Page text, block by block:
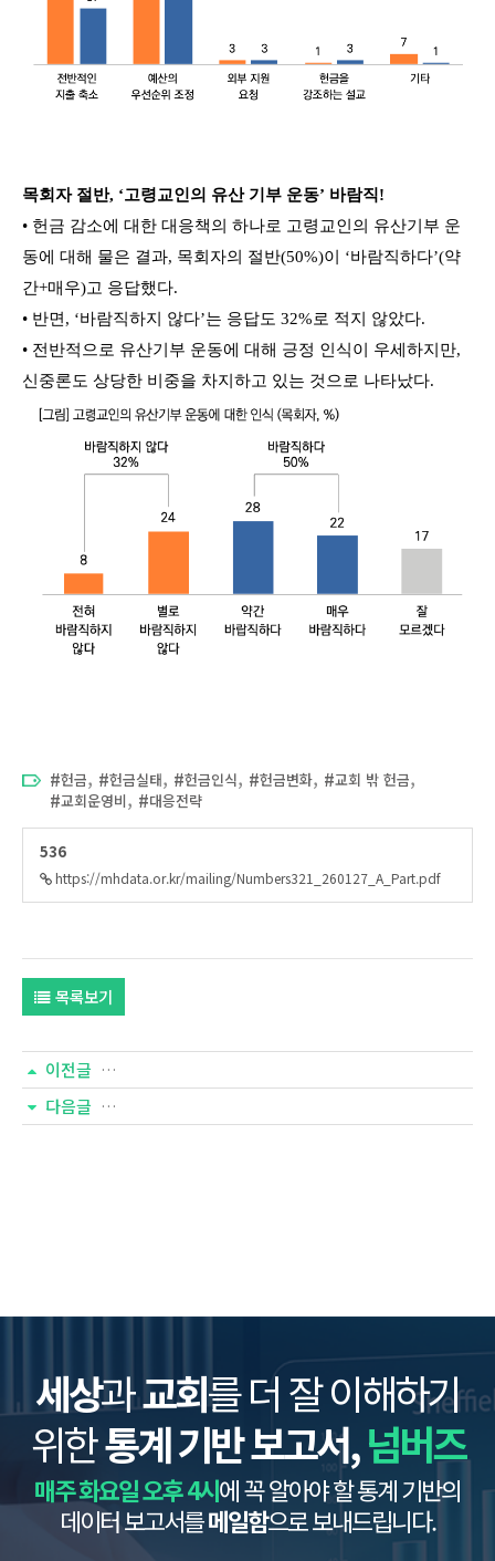
목회자 절반, ‘고령교인의 유산 기부 운동’ 바람직!
• 헌금 감소에 대한 대응책의 하나로 고령교인의 유산기부 운
동에 대해 물은 결과, 목회자의 절반(50%)이 ‘바람직하다’(약
간+매우)고 응답했다.
• 반면, ‘바람직하지 않다’는 응답도 32%로 적지 않았다.
• 전반적으로 유산기부 운동에 대해 긍정 인식이 우세하지만,
신중론도 상당한 비중을 차지하고 있는 것으로 나타났다.
헌금, 헌금실태, 헌금인식, 헌금변화, 교회 밖 헌금,
교회운영비, 대응전략
536
https://mhdata.or.kr/mailing/Numbers321_260127_A_Part.pdf
목록보기
이전글 기독교 통계(323호) - 이주민 선교 실태
다음글 기독교 통계(320호) - 한국교회 돌봄 실태와 과제
세상과교회를 더 잘 이해하기
위한통계 기반 보고서,넘버즈
매주 화요일 오후 4시에 꼭 알아야 할 통계 기반의
데이터 보고서를메일함으로 보내드립니다.